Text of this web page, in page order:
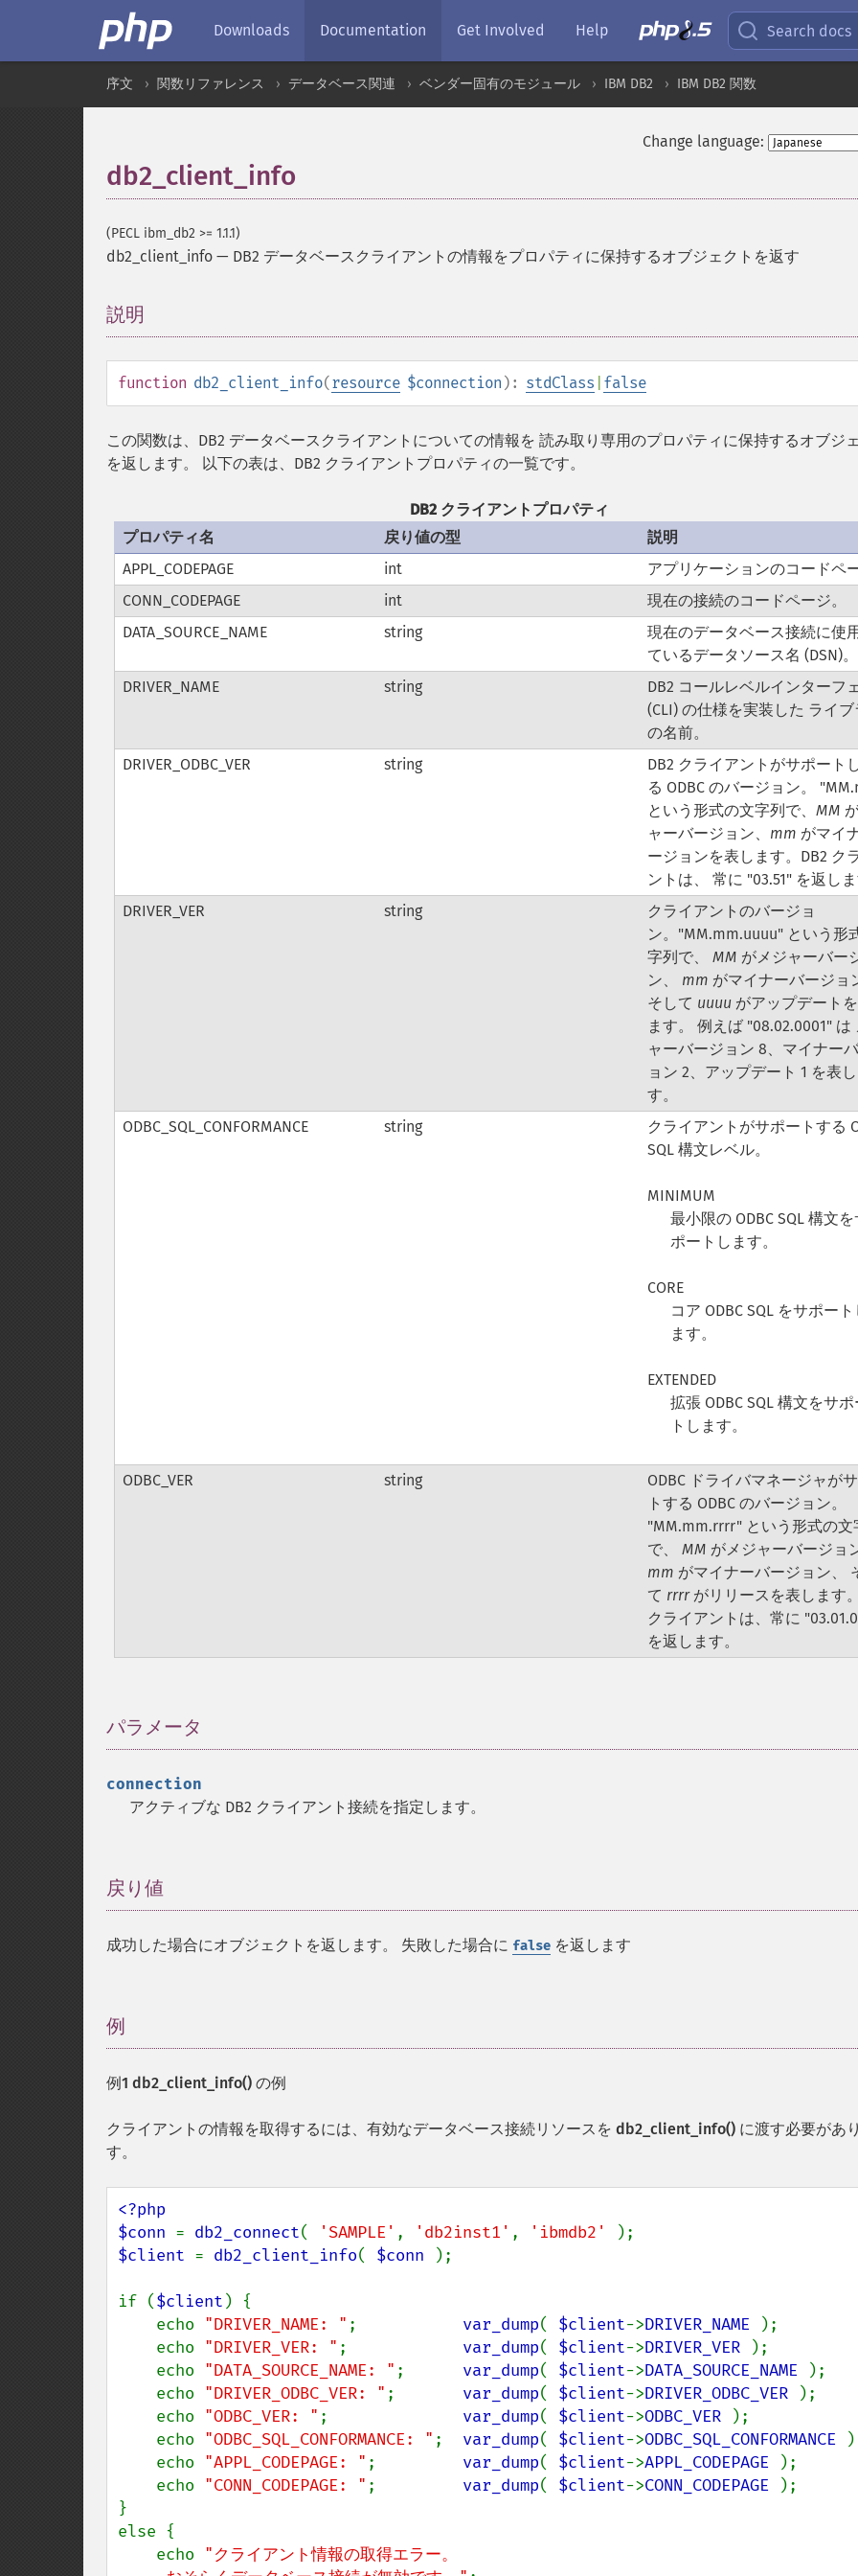
Downloads Documentation Get Involved Help Search docs
序文 関数リファレンス データベース関連 ベンダー固有のモジュール IBM DB2 IBM DB2 関数
Change language:
db2_client_info
(PECL ibm_db2 >= 1.1.1)
db2_client_info — DB2 データベースクライアントの情報をプロパティに保持するオブジェクトを返す
説明
function db2_client_info(resource $connection ): stdClass false
この関数は、DB2 データベースクライアントについての情報を 読み取り専用のプロパティに保持するオブジ
を返します。 以下の表は、DB2 クライアントプロパティの一覧です。
DB2 クライアントプロパティ
プロパティ名
戻り値の型
説明
APPL_CODEPAGE
int
アプリケーションのコードペ
CONN_CODEPAGE
int
現在の接続のコードページ。
DATA_SOURCE_NAME
string
現在のデータベース接続に使
ているデータソース名 (DSN)。
DRIVER_NAME
string
DB2 コールレベルインターフ
(CLI) の仕様を実装した ライ
の名前。
DRIVER_ODBC_VER
string
DB2 クライアントがサポート
る ODBC のバージョン。
という形式の文字列で、MM
ャーバージョン、 mm がマイ
ージョンを表します。DB2 ク
ントは、 常に "03.51" を返し
DRIVER_VER
string
クライアントのバージョ
ン。"MM.mm.uuuu" という形
字列で、MM がメジャーバー
ン、 mm がマイナーバージョ
そして uuuu がアップデート
ます。 例えば "08.02.0001" は
ャーバージョン 8、マイナー
ョン 2、アップデート 1 を表
す。
ODBC_SQL_CONFORMANCE
string
クライアントがサポートする
SQL 構文レベル。
MINIMUM
最小限の ODBC SQL 構文
ポートします。
CORE
コア ODBC SQL をサポー
ます。
EXTENDED
拡張 ODBC SQL 構文をサ
トします。
ODBC_VER string
ODBC ドライバマネージャが
トする ODBC のバージョン。
"MM.mm.rrrr" という形式の文
で、MM がメジャーバージョ
mm がマイナーバージョン、
て rrrrがリリースを表します
クライアントは、常に
を返します。
パラメータ
connection
アクティブな DB2 クライアント接続を指定します。
戻り値
成功した場合にオブジェクトを返します。 失敗した場合に false を返します
例
例1 db2_client_info() の例
クライアントの情報を取得するには、有効なデータベース接続リソースを db2_client_info() に渡す必要があ
す。
<?php
$conn = db2_connect( 'SAMPLE' , 'db2inst1' , 'ibmdb2'
$client = db2_client_info( $conn );
if ($client ) {
    echo
"DRIVER_NAME: " ; var_dump( $client->DRIVER_NAME
);
    echo
"DRIVER_VER: " ; var_dump( $client->DRIVER_VER
);
    echo
"DATA_SOURCE_NAME: " ; var_dump( $client->DATA_SOURCE_NAME
);
    echo
"DRIVER_ODBC_VER: " ; var_dump( $client->DRIVER_ODBC_VER
);
    echo
"ODBC_VER: " ; var_dump( $client->ODBC_VER
);
    echo
"ODBC_SQL_CONFORMANCE: " ; var_dump( $client->ODBC_SQL_CONFORMANCE
    echo
"APPL_CODEPAGE: " ; var_dump( $client->APPL_CODEPAGE
);
    echo
"CONN_CODEPAGE: " ; var_dump( $client->CONN_CODEPAGE
);
}
else {
    echo
"クライアント情報の取得エラー。